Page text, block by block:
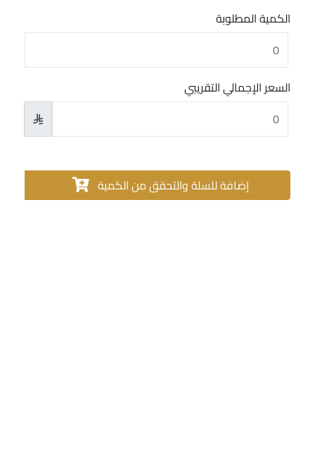
الكمية المطلوبة
السعر الإجمالي التقريبي

إضافة للسلة والتحقق من الكمية